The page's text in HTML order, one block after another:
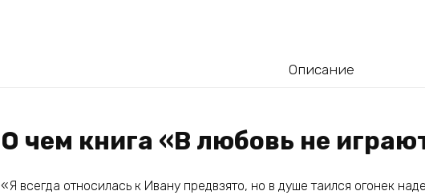
Описание
О чем книга «В любовь не
«Я всегда относилась к Ивану предвзято, но в душе таился огонек